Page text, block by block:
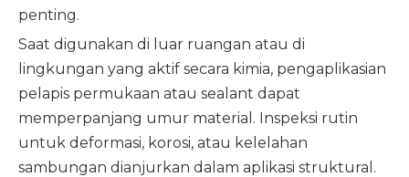
penting.
Saat digunakan di luar ruangan atau di
lingkungan yang aktif secara kimia, pengaplikasian
pelapis permukaan atau sealant dapat
memperpanjang umur material. Inspeksi rutin
untuk deformasi, korosi, atau kelelahan
sambungan dianjurkan dalam aplikasi struktural.